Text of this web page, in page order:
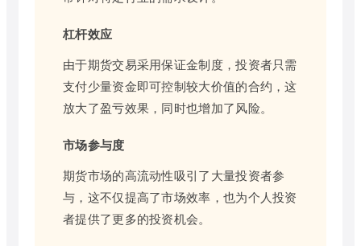
杠杆效应
由于期货交易采用保证金制度，投资者只需
支付少量资金即可控制较大价值的合约，这
放大了盈亏效果，同时也增加了风险。
市场参与度
期货市场的高流动性吸引了大量投资者参
与，这不仅提高了市场效率，也为个人投资
者提供了更多的投资机会。